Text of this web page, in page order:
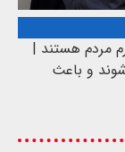
مردم هستند |
و باعث